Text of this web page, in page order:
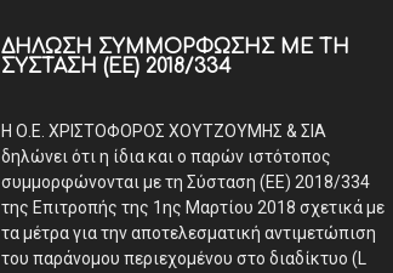
ΔΉΛΩΣΗ ΣΥΜΜΌΡΦΩΣΗΣ ΜΕ ΤΗ
ΣΎΣΤΑΣΗ (ΕΕ) 2018/334
Η Ο.Ε. ΧΡΙΣΤΟΦΟΡΟΣ ΧΟΥΤΖΟΥΜΗΣ & ΣΙΑ
δηλώνει ότι η ίδια και ο παρών ιστότοπος
συμμορφώνονται με τη Σύσταση (ΕΕ) 2018/334
της Επιτροπής της 1ης Μαρτίου 2018 σχετικά με
τα μέτρα για την αποτελεσματική αντιμετώπιση
του παράνομου περιεχομένου στο διαδίκτυο (L